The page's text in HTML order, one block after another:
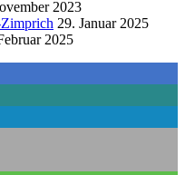
2023
29. Januar 2025
2025